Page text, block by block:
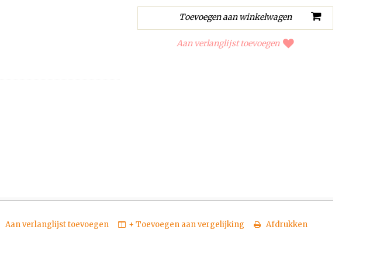
Aan verlanglijst toevoegen
Aan verlanglijst toevoegen + Toevoegen aan vergelijking Afdrukken